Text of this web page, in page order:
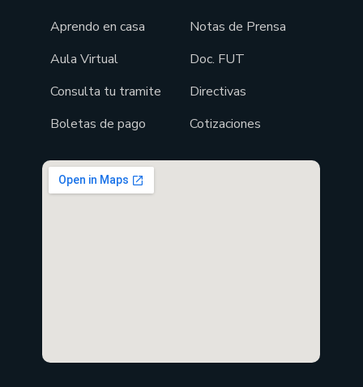
Aprendo en casa
Aula Virtual
Consulta tu tramite
Boletas de pago
Notas de Prensa
Doc. FUT
Directivas
Cotizaciones